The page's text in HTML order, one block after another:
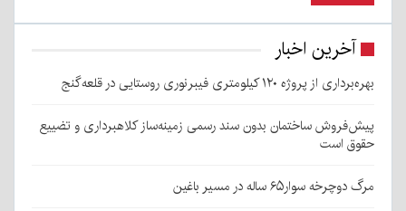
آخرین اخبار
بهره‌برداری از پروژه ۱۲۰ کیلومتری فیبرنوری روستایی در قلعه‌گنج
پیش‌فروش ساختمان بدون سند رسمی زمینه‌ساز کلاهبرداری و تضییع
حقوق است
مرگ دوچرخه سوار۶۵ ساله در مسیر باغین